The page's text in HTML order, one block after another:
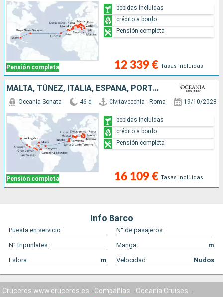
Pensión completa 12 339 € Tasas incluidas
bebidas incluidas
crédito a bordo
Pensión completa
MALTA, TÚNEZ, ITALIA, ESPAÑA, PORTUGAL, TENERIFE, MALLORCA, PORTO RICO, ESTADOS UNIDOS, ISLAS CAIMÁN, COLOMBIA, COSTA RICA, NICARAGUA, GUATEMALA, MÉXICO
Pensión completa
Oceania Sonata 46 d Civitavecchia - Roma 19/10/2028
16 109 € Tasas incluidas
bebidas incluidas
crédito a bordo
Pensión completa
Info Barco
Puesta en servicio:
N° de pasajeros:
N° tripunlates:
Manga:
m
Eslora:
m Velocidad: Nudos
Cruceros www.cruceros.es Compañías
Oceania Cruises